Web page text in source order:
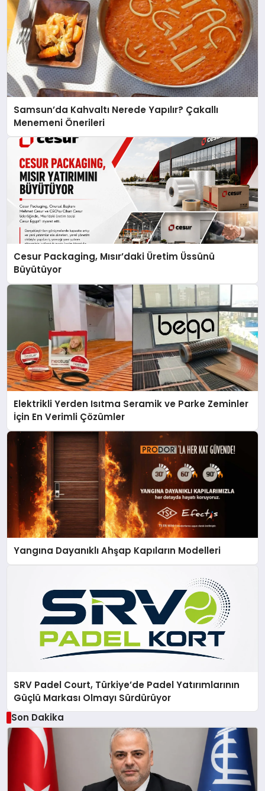
Samsun’da Kahvaltı Nerede Yapılır? Çakallı
Menemeni Önerileri
Cesur Packaging, Mısır’daki Üretim Üssünü
Büyütüyor
Elektrikli Yerden Isıtma Seramik ve Parke Zeminler
İçin En Verimli Çözümler
Yangına Dayanıklı Ahşap Kapıların Modelleri
SRV Padel Court, Türkiye’de Padel Yatırımlarının
Güçlü Markası Olmayı Sürdürüyor
Son Dakika